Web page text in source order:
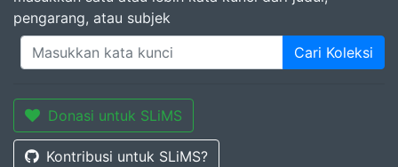
pengarang, atau subjek
Cari Koleksi
Donasi untuk SLiMS
Kontribusi untuk SLiMS?